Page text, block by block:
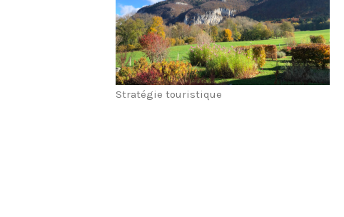
Stratégie touristique